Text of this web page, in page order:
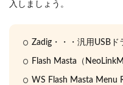
入しましょう。
Zadig・・・汎用USB
Flash Masta（
WS Flash Masta Menu